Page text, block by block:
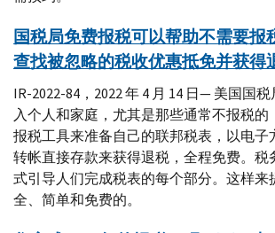
国税局免费报税可以帮助不需要报
查找被忽略的税收优惠抵免并获得
IR-2022-84，2022 年 4 月 14 日— 美国国
入个人和家庭，尤其是那些通常不报税的
报税工具来准备自己的联邦税表，以电子
转帐直接存款来获得退税，全程免费。税
式引导人们完成税表的每个部分。这样来
全、简单和免费的。